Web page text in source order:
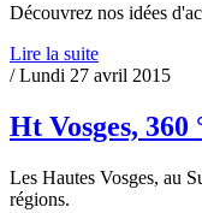
Découvrez nos idées
Lire la suite
/ Lundi 27 avril 2015
Ht Vosges, 360
Les Hautes Vosges, au
régions.